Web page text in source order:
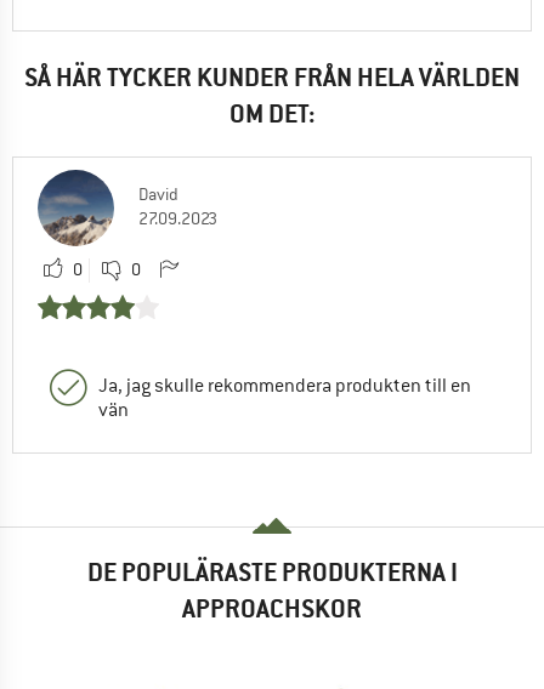
SÅ HÄR TYCKER KUNDER FRÅN HELA VÄRLDEN
OM DET:
David
27.09.2023
0 0
Ja, jag skulle rekommendera produkten till en
vän
DE POPULÄRASTE PRODUKTERNA I
APPROACHSKOR